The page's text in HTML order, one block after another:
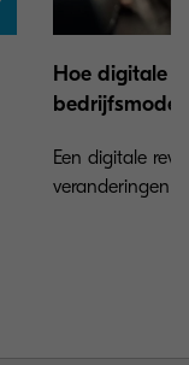
Hoe digitale
Een digitale
veranderingen